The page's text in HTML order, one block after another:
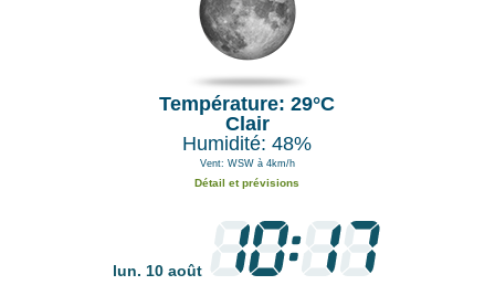
Température: 29°C
Clair
Humidité: 48%
Vent: WSW à 4km/h
Détail et prévisions
lun. 10 août